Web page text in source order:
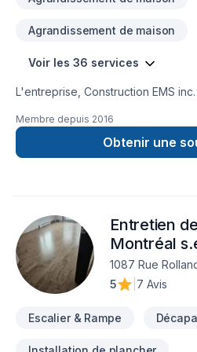
Agrandissement de maison
Voir les 36 services
L'entreprise, Construction EMS
de rénovation, d'aménagement,
d'habitation. Elle contribue à
de sa clientèle en offrant un
compte des contraintes et des
soucieux de la qualité et de ses
partenariat avec des sous-traitants
reconnus.
Membre depuis 2016
Obtenir une
Entretien
Montréal
1087 Rue
5
7 Avis
Escalier & Rampe